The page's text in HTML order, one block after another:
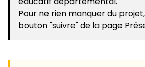
Pour ne rien manquer du
bouton "suivre" de la page